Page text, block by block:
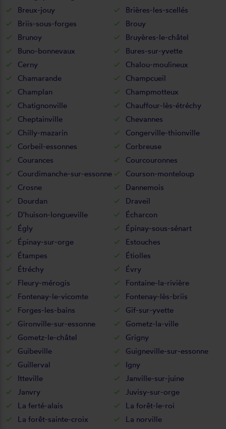
Breux-jouy
Brières-les-scellés
Briis-sous-forges
Brouy
Brunoy
Bruyères-le-châtel
Buno-bonnevaux
Bures-sur-yvette
Cerny
Chalou-moulineux
Chamarande
Champcueil
Champlan
Champmotteux
Chatignonville
Chauffour-lès-étréchy
Cheptainville
Chevannes
Chilly-mazarin
Congerville-thionville
Corbeil-essonnes
Corbreuse
Courances
Courcouronnes
Courdimanche-sur-essonne
Courson-monteloup
Crosne
Dannemois
Dourdan
Draveil
D'huison-longueville
Écharcon
Égly
Épinay-sous-sénart
Épinay-sur-orge
Estouches
Étampes
Étiolles
Étréchy
Évry
Fleury-mérogis
Fontaine-la-rivière
Fontenay-le-vicomte
Fontenay-lès-briis
Forges-les-bains
Gif-sur-yvette
Gironville-sur-essonne
Gometz-la-ville
Gometz-le-châtel
Grigny
Guibeville
Guigneville-sur-essonne
Guillerval
Igny
Itteville
Janville-sur-juine
Janvry
Juvisy-sur-orge
La ferté-alais
La forêt-le-roi
La forêt-sainte-croix
La norville